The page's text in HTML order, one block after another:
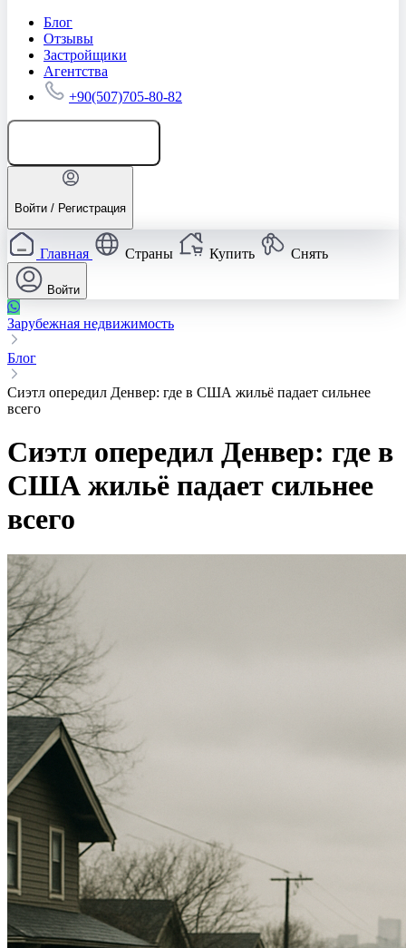
Блог
Отзывы
Застройщики
Агентства
+90(507)705-80-82
Войти / Регистрация
Главная Страны Купить Снять
Войти
Зарубежная недвижимость
Блог
Сиэтл опередил Денвер: где в США жильё падает сильнее
всего
Сиэтл опередил Денвер: где в
США жильё падает сильнее
всего